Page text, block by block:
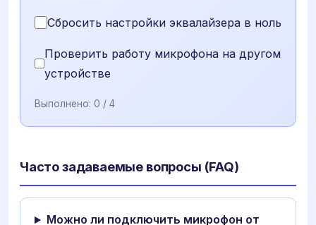
Сбросить настройки эквалайзера в ноль
Проверить работу микрофона на другом
устройстве
Выполнено: 0 / 4
Часто задаваемые вопросы (FAQ)
Можно ли подключить микрофон от